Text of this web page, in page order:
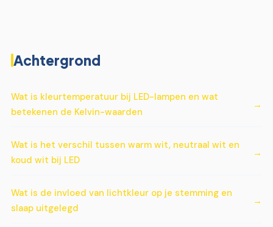
Achtergrond
Wat is kleurtemperatuur bij LED-lampen en wat
betekenen de Kelvin-waarden
Wat is het verschil tussen warm wit, neutraal wit en
koud wit bij LED
Wat is de invloed van lichtkleur op je stemming en
slaap uitgelegd